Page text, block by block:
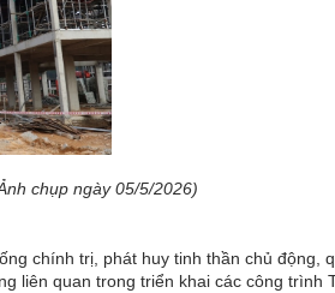
chụp ngày 05/5/2026)
chính trị, phát huy tinh thần chủ động,
liên quan trong triển khai các công trình